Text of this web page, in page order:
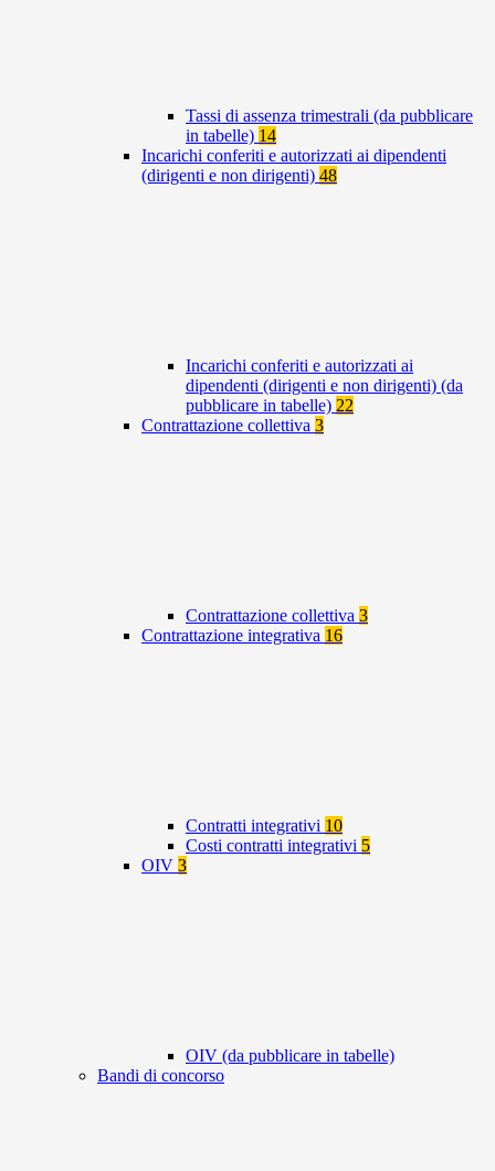
Tassi di assenza trimestrali (da pubblicare
in tabelle) 14
Incarichi conferiti e autorizzati ai dipendenti
(dirigenti e non dirigenti) 48
Incarichi conferiti e autorizzati ai
dipendenti (dirigenti e non dirigenti) (da
pubblicare in tabelle) 22
Contrattazione collettiva 3
Contrattazione collettiva 3
Contrattazione integrativa 16
Contratti integrativi 10
Costi contratti integrativi 5
OIV 3
OIV (da pubblicare in tabelle)
Bandi di concorso